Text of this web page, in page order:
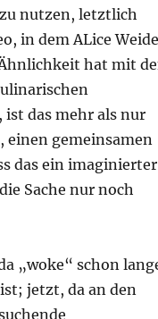
nutzen, letztlich
in dem ALice
hat mit
ist das mehr als nur
einen gemeinsamen
das ein imaginierter
Sache nur noch
„woke“ schon
jetzt, da an den